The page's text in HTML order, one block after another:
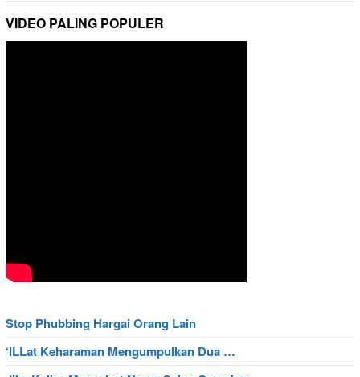
VIDEO PALING POPULER
Stop Phubbing Hargai Orang Lain
‘ILLat Keharaman Mengumpulkan Dua …